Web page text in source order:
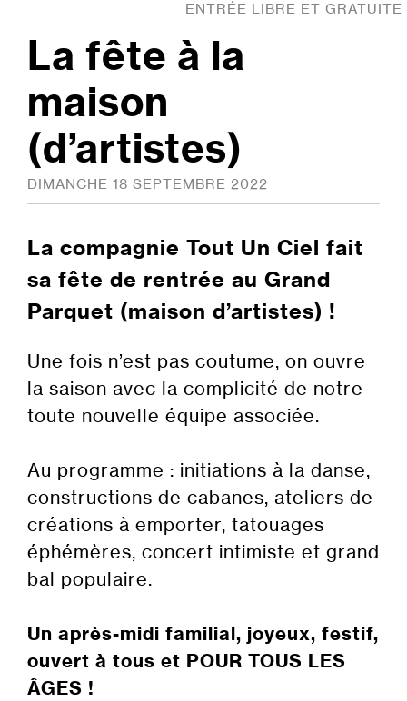
La fête à la
maison
(d’artistes)
DIMANCHE 18 SEPTEMBRE 2022
La compagnie Tout Un Ciel fait
sa fête de rentrée au Grand
Parquet (maison d’artistes) !
Une fois n’est pas coutume, on ouvre
la saison avec la complicité de notre
toute nouvelle équipe associée.
Au programme : initiations à la danse,
constructions de cabanes, ateliers de
créations à emporter, tatouages
éphémères, concert intimiste et grand
bal populaire.
Un après-midi familial, joyeux, festif,
ouvert à tous et POUR TOUS LES
ÂGES !
ENTRÉE LIBRE ET GRATUITE